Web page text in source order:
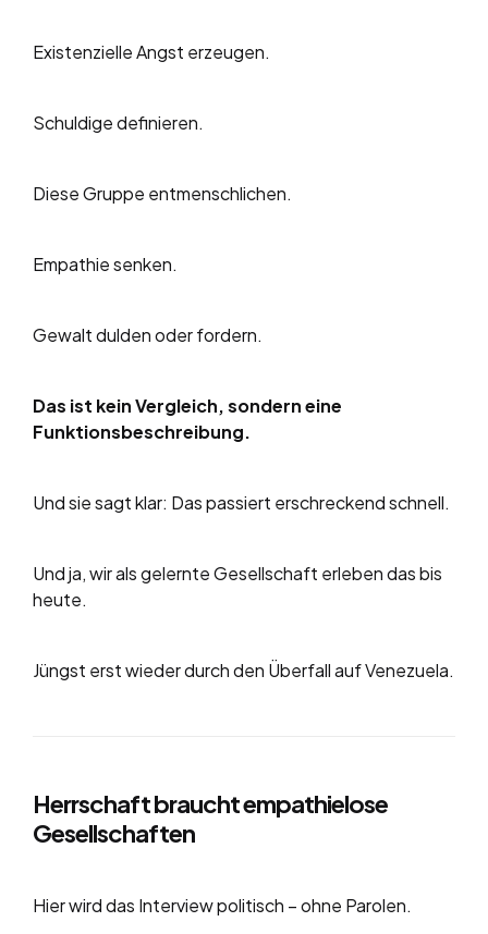
Existenzielle Angst erzeugen.
Schuldige definieren.
Diese Gruppe entmenschlichen.
Empathie senken.
Gewalt dulden oder fordern.
Das ist kein Vergleich, sondern eine
Funktionsbeschreibung.
Und sie sagt klar: Das passiert erschreckend schnell.
Und ja, wir als gelernte Gesellschaft erleben das bis
heute.
Jüngst erst wieder durch den Überfall auf Venezuela.
Herrschaft braucht empathielose
Gesellschaften
Hier wird das Interview politisch – ohne Parolen.